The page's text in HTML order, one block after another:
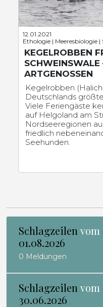
12.01.2021
Ethologie | Meeresbiologie
KEGELROBBEN
SCHWEINSWALE
ARTGENOSSEN
Kegelrobben
Deutschlands
Viele Feriengäste
auf Helgoland am
Nordseeregionen
friedlich
Seehunden.
Schlagzeilen vom
01.08.2026
0 Meldungen
Schlagzeilen vom
30.06.2026